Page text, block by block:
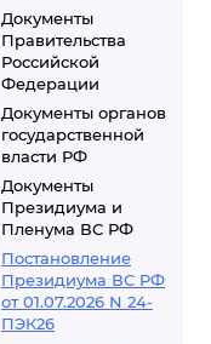
Документы
Правительства
Российской
Федерации
Документы органов
государственной
власти РФ
Документы
Президиума и
Пленума ВС РФ
Постановление
Президиума ВС РФ
от 01.07.2026 N 24-
ПЭК26